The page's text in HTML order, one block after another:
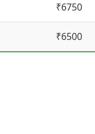
₹6750
₹6500